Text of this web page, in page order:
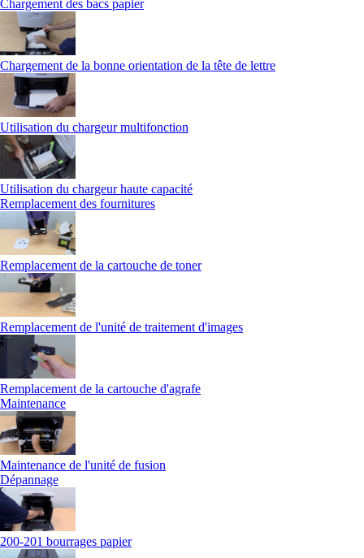
Chargement des bacs papier
Chargement de la bonne orientation de la tête de lettre
Utilisation du chargeur multifonction
Utilisation du chargeur haute capacité
Remplacement des fournitures
Remplacement de la cartouche de toner
Remplacement de l'unité de traitement d'images
Remplacement de la cartouche d'agrafe
Maintenance
Maintenance de l'unité de fusion
Dépannage
200-201 bourrages papier